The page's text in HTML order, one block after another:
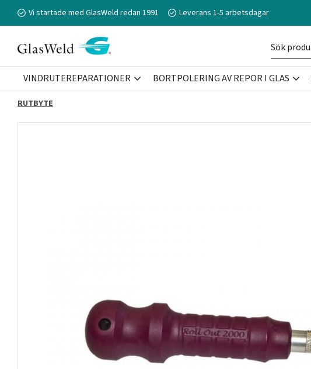
Vi startade med GlasWeld redan 1991 Leverans 1-5 arbetsdagar
VINDRUTEREPARATIONER BORTPOLERING AV REPOR I GLAS
RUTBYTE